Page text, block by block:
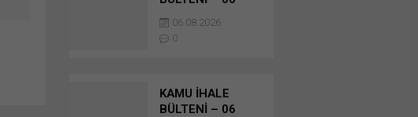
AĞUSTOS 2026 –
YAPIM İŞLERİ
İHALELERİ
06.08.2026
0
KAMU İHALE
BÜLTENİ – 06